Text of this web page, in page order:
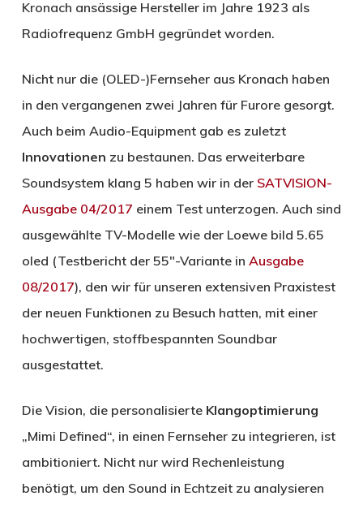
Kronach ansässige Hersteller im Jahre 1923 als
Radiofrequenz GmbH gegründet worden.
Nicht nur die (OLED-)Fernseher aus Kronach haben
in den vergangenen zwei Jahren für Furore gesorgt.
Auch beim Audio-Equipment gab es zuletzt
Innovationen zu bestaunen. Das erweiterbare
Soundsystem klang 5 haben wir in der SATVISION-
Ausgabe 04/2017 einem Test unterzogen. Auch sind
ausgewählte TV-Modelle wie der Loewe bild 5.65
oled (Testbericht der 55″-Variante in Ausgabe
08/2017), den wir für unseren extensiven Praxistest
der neuen Funktionen zu Besuch hatten, mit einer
hochwertigen, stoffbespannten Soundbar
ausgestattet.
Die Vision, die personalisierte Klangoptimierung
„Mimi Defined“, in einen Fernseher zu integrieren, ist
ambitioniert. Nicht nur wird Rechenleistung
benötigt, um den Sound in Echtzeit zu analysieren